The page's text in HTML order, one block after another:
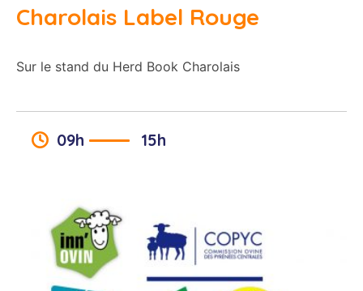
Charolais Label Rouge
Sur le stand du Herd Book Charolais
09h 15h